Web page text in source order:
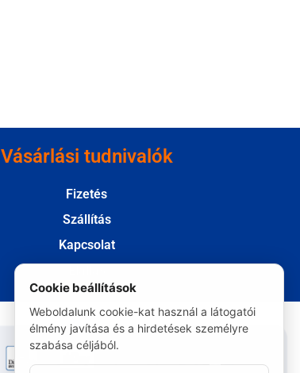
Vásárlási tudnivalók
Fizetés
Szállítás
Kapcsolat
Cookie beállítások
Weboldalunk cookie-kat használ a látogatói
élmény javítása és a hirdetések személyre
szabása céljából.